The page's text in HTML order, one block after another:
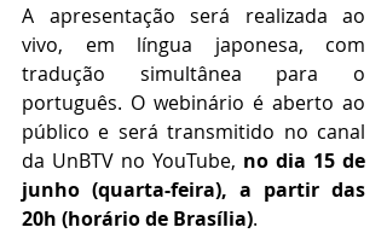
A apresentação será realizada ao
vivo, em língua japonesa, com
tradução simultânea para o
português. O webinário é aberto ao
público e será transmitido no canal
da UnBTV no YouTube, no dia 15 de
junho (quarta-feira), a partir das
20h (horário de Brasília).